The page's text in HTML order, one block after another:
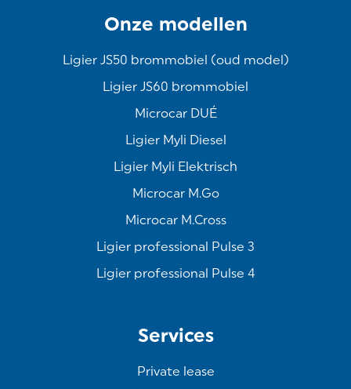
Onze modellen
Ligier JS50 brommobiel (oud model)
Ligier JS60 brommobiel
Microcar DUÉ
Ligier Myli Diesel
Ligier Myli Elektrisch
Microcar M.Go
Microcar M.Cross
Ligier professional Pulse 3
Ligier professional Pulse 4
Services
Private lease